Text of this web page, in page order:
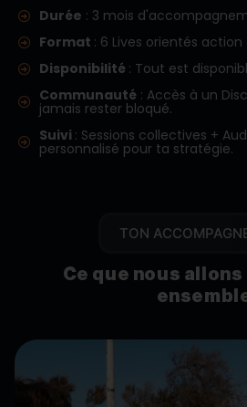
Durée : 3 mois
Format : 6 Lives orientés
Disponibilité : Tout est
Communauté : Accès à un
jamais rester bloqué.
Suivi : Sessions collectives +
personnalisé pour ta stratégie.
TON
Ce que nous